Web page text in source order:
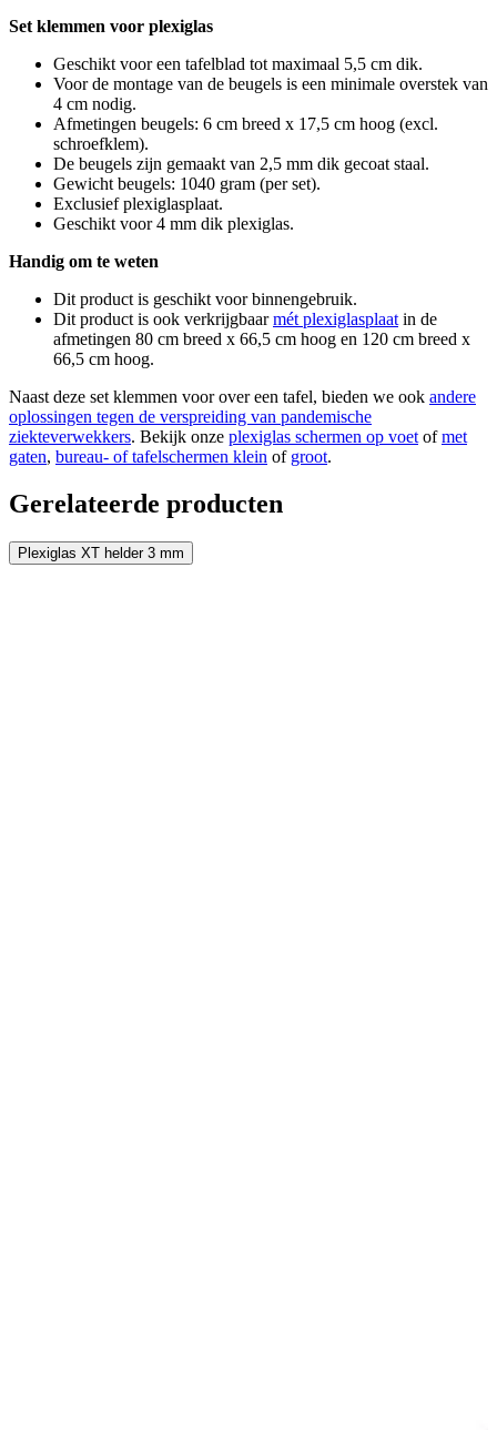
Set klemmen voor plexiglas
Geschikt voor een tafelblad tot maximaal 5,5 cm dik.
Voor de montage van de beugels is een minimale overstek van
4 cm nodig.
Afmetingen beugels: 6 cm breed x 17,5 cm hoog (excl.
schroefklem).
De beugels zijn gemaakt van 2,5 mm dik gecoat staal.
Gewicht beugels: 1040 gram (per set).
Exclusief plexiglasplaat.
Geschikt voor 4 mm dik plexiglas.
Handig om te weten
Dit product is geschikt voor binnengebruik.
Dit product is ook verkrijgbaarmét plexiglasplaat in de
afmetingen 80 cm breed x 66,5 cm hoog en 120 cm breed x
66,5 cm hoog.
Naast deze set klemmen voor over een tafel, bieden we ook andere
oplossingen tegen de verspreiding van pandemische
ziekteverwekkers. Bekijk onze plexiglas schermen op voet ofmet
gaten, bureau- of tafelschermen klein of groot.
Gerelateerde producten
Plexiglas XT helder 3 mm